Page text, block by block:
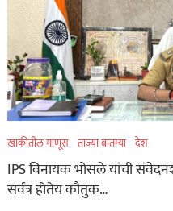
खाकीतील माणूस ताज्या बातम्या देश
IPS विनायक भोसले यांची
सर्वत्र होतेय कौतुक…